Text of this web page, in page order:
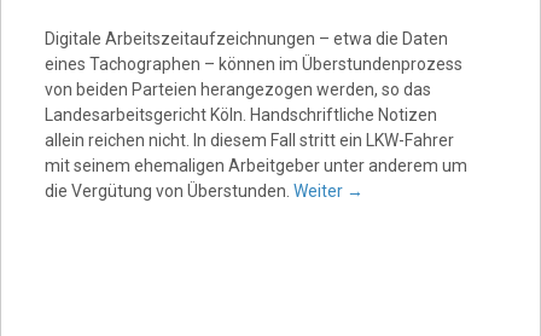
Digitale Arbeitszeitaufzeichnungen – etwa die Daten
eines Tachographen – können im Überstundenprozess
von beiden Parteien herangezogen werden, so das
Landesarbeitsgericht Köln. Handschriftliche Notizen
allein reichen nicht. In diesem Fall stritt ein LKW-Fahrer
mit seinem ehemaligen Arbeitgeber unter anderem um
die Vergütung von Überstunden. Weiter →